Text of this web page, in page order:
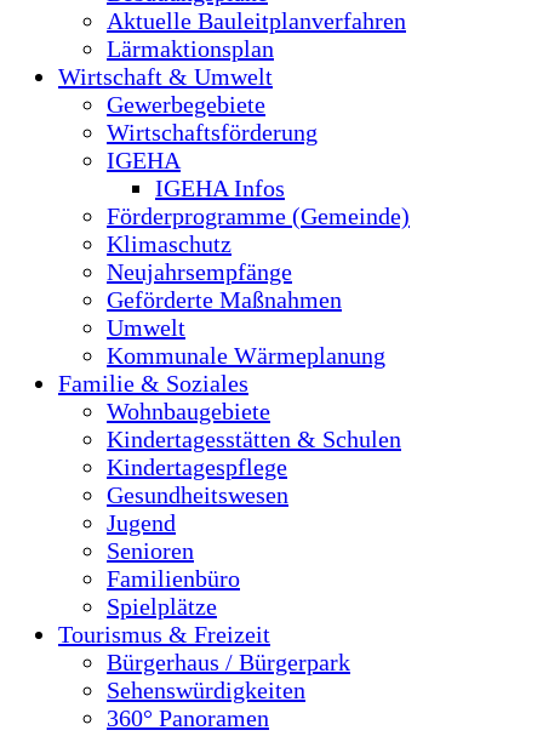
Aktuelle Bauleitplanverfahren
Lärmaktionsplan
Wirtschaft & Umwelt
Gewerbegebiete
Wirtschaftsförderung
IGEHA
IGEHA Infos
Förderprogramme (Gemeinde)
Klimaschutz
Neujahrsempfänge
Geförderte Maßnahmen
Umwelt
Kommunale Wärmeplanung
Familie & Soziales
Wohnbaugebiete
Kindertagesstätten & Schulen
Kindertagespflege
Gesundheitswesen
Jugend
Senioren
Familienbüro
Spielplätze
Tourismus & Freizeit
Bürgerhaus / Bürgerpark
Sehenswürdigkeiten
360° Panoramen